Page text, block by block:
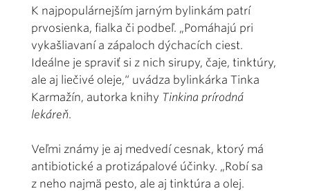
K najpopulárnejším jarným bylinkám patrí
prvosienka, fialka či podbeľ. „Pomáhajú pri
vykašliavaní a zápaloch dýchacích ciest.
Ideálne je spraviť si z nich sirupy, čaje, tinktúry,
ale aj liečivé oleje,“ uvádza bylinkárka Tinka
Karmažín, autorka knihy Tinkina prírodná
lekáreň.
Veľmi známy je aj medvedí cesnak, ktorý má
antibiotické a protizápalové účinky. „Robí sa
z neho najmä pesto, ale aj tinktúra a olej.